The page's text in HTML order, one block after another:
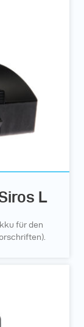
L
für den